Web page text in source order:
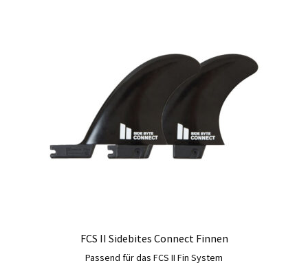
FCS II Sidebites Connect Finnen
Passend für das FCS II Fin System